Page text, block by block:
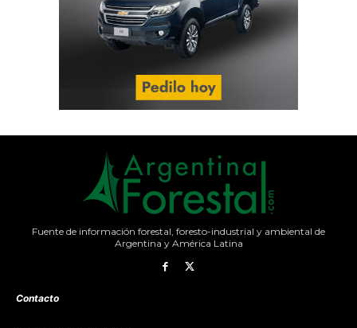
Fuente de información forestal, foresto-industrial y ambiental de
Argentina y América Latina
Contacto